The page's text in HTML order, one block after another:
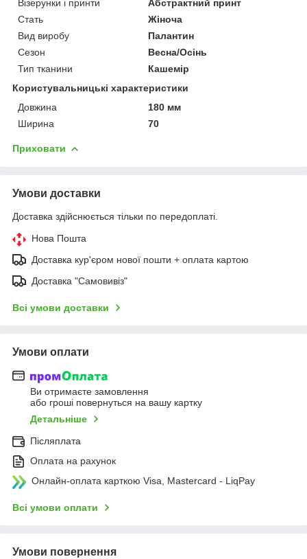
Візерунки і принти
Абстрактний принт
Стать
Жіноча
Вид виробу
Палантин
Сезон
Весна/Осінь
Тип тканини
Кашемір
Користувальницькі характеристики
Довжина
180 мм
Ширина
70
Приховати
Умови доставки
Доставка здійснюється тільки по передоплаті.
Нова Пошта
Доставка кур'єром нової пошти + оплата картою
Доставка "Самовивіз"
Всі умови доставки
Умови оплати
Ви отримаєте замовлення
або гроші повернуться на вашу картку
Детальніше
Післяплата
Оплата на рахунок
Онлайн-оплата карткою Visa, Mastercard - LiqPay
Всі умови оплати
Умови повернення